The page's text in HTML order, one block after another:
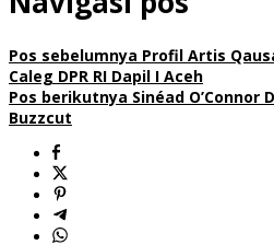
Pos sebelumnya Profil Artis
Caleg DPR RI Dapil I Aceh
Pos berikutnya Sinéad O’Connor
Buzzcut